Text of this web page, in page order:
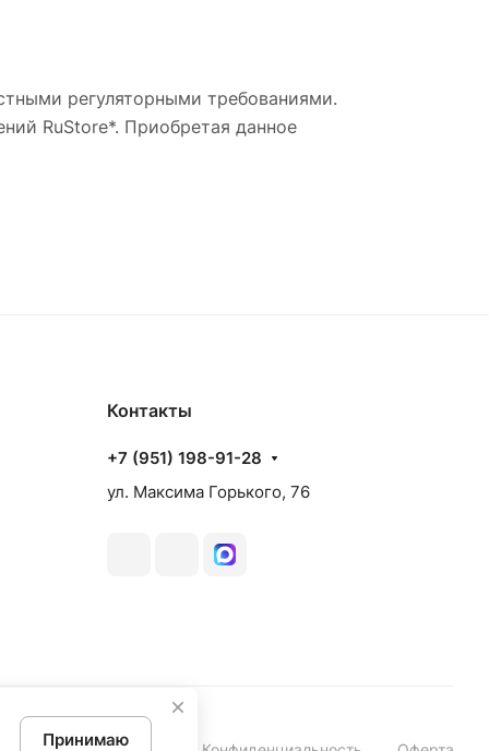
регуляторными требованиями.
RuStore*. Приобретая данное
Контакты
+7 (951) 198-91-28
ул. Максима Горького, 76
Принимаю